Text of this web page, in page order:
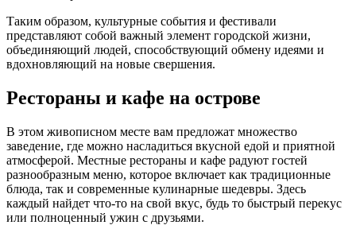
Таким образом, культурные события и фестивали
представляют собой важный элемент городской жизни,
объединяющий людей, способствующий обмену идеями и
вдохновляющий на новые свершения.
Рестораны и кафе на острове
В этом живописном месте вам предложат множество
заведение, где можно насладиться вкусной едой и приятной
атмосферой. Местные рестораны и кафе радуют гостей
разнообразным меню, которое включает как традиционные
блюда, так и современные кулинарные шедевры. Здесь
каждый найдет что-то на свой вкус, будь то быстрый перекус
или полноценный ужин с друзьями.